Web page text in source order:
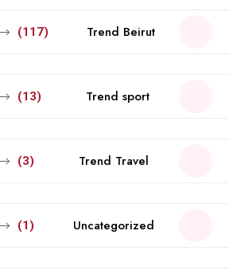
Trend Beirut
(117)
Trend sport
(13)
Trend Travel
(3)
Uncategorized
(1)